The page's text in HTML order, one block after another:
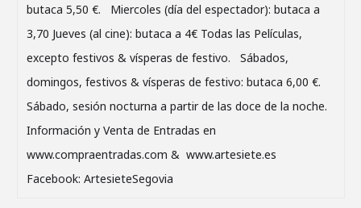
butaca 5,50 €. Miercoles (día del espectador): butaca a
3,70 Jueves (al cine): butaca a 4€ Todas las Películas,
excepto festivos & vísperas de festivo. Sábados,
domingos, festivos & vísperas de festivo: butaca 6,00 €.
Sábado, sesión nocturna a partir de las doce de la noche.
Información y Venta de Entradas en
www.compraentradas.com & www.artesiete.es
Facebook: ArtesieteSegovia